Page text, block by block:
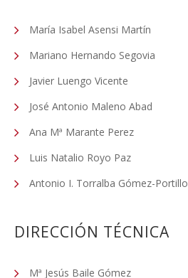
María Isabel Asensi Martín
Mariano Hernando Segovia
Javier Luengo Vicente
José Antonio Maleno Abad
Ana Mª Marante Perez
Luis Natalio Royo Paz
Antonio I. Torralba Gómez-Portillo
DIRECCIÓN TÉCNICA
Mª Jesús Baile Gómez